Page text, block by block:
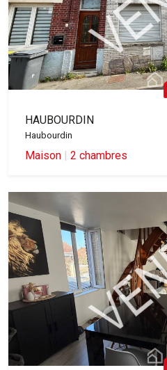
HAUBOURDIN
Haubourdin
Maison | 2 chambres